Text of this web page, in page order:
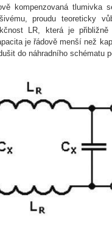
kompenzovaná tlumivka
proudu teoreticky
LR, která je
je řádově menší než
do náhradního schématu